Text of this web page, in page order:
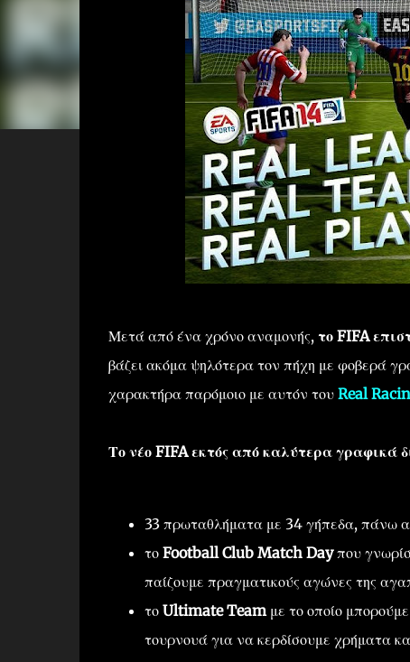
Μετά από ένα χρόνο αναμονής, το FIFA
βάζει ακόμα ψηλότερα τον πήχη με φοβερά
χαρακτήρα παρόμοιο με αυτόν του Real
Το νέο FIFA εκτός από καλύτερα γραφικά
33 πρωταθλήματα με 34 γήπεδα, πάνω
το Football Club Match Dayπου
παίζουμε πραγματικούς αγώνες της
το Ultimate Teamμε το οποίο
τουρνουά για να κερδίσουμε χρήματα